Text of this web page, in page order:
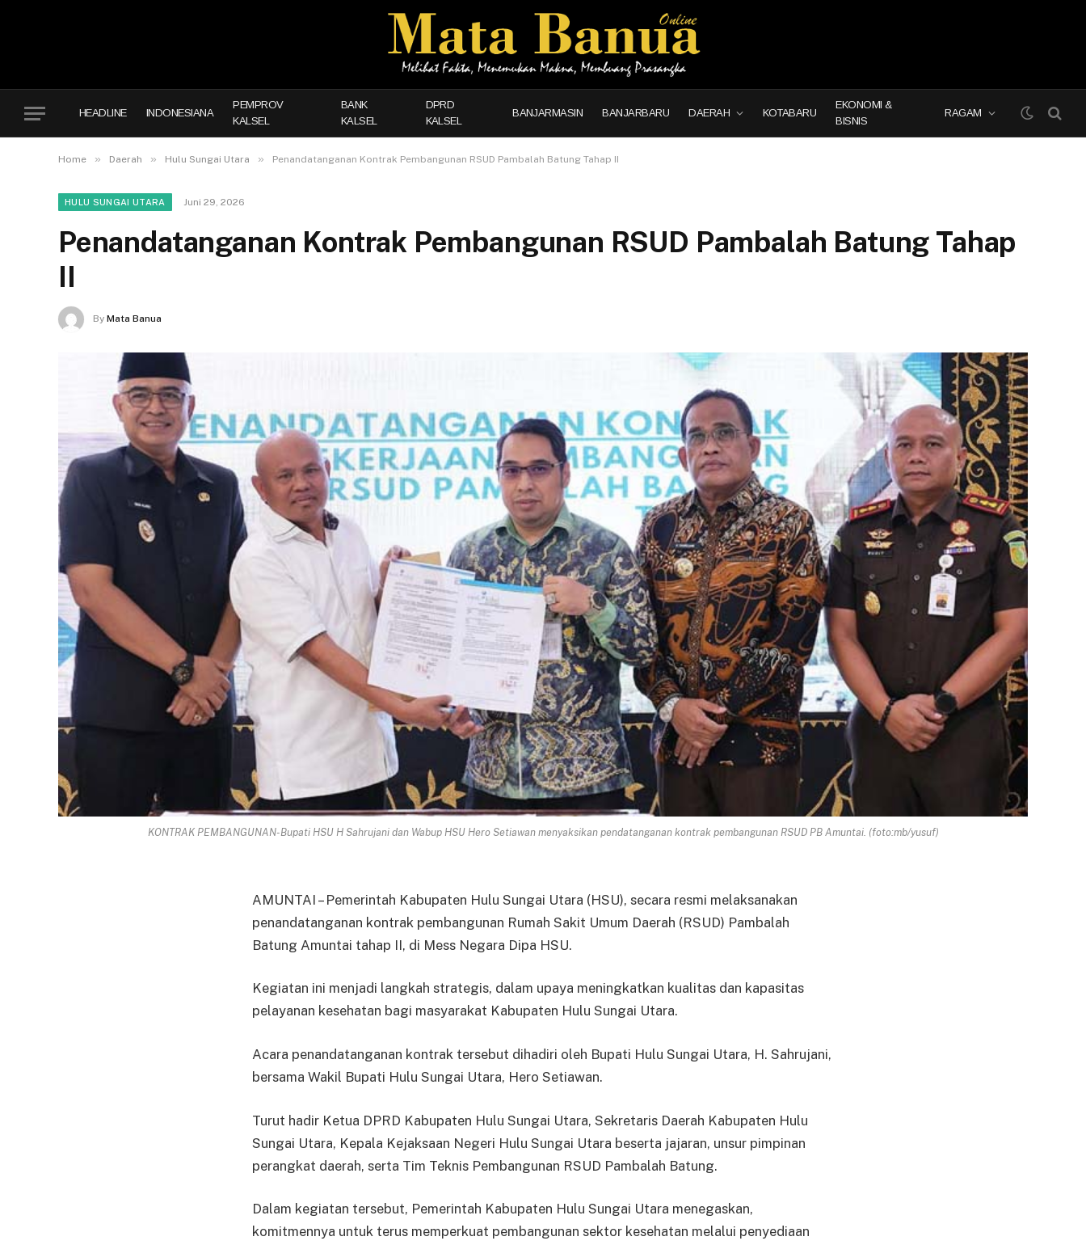
HEADLINE INDONESIANA
PEMPROV
KALSEL
BANK
KALSEL
DPRD
KALSEL
BANJARMASIN BANJARBARU DAERAH KOTABARU
EKONOMI &
BISNIS
RAGAM
Home » Daerah » Hulu Sungai Utara » Penandatanganan Kontrak Pembangunan RSUD Pambalah Batung Tahap II
HULU SUNGAI UTARA Juni 29, 2026
Penandatanganan Kontrak Pembangunan RSUD Pambalah Batung Tahap
II
By Mata Banua
KONTRAK PEMBANGUNAN-Bupati HSU H Sahrujani dan Wabup HSU Hero Setiawan menyaksikan pendatanganan kontrak pembangunan RSUD PB Amuntai. (foto:mb/yusuf)
AMUNTAI – Pemerintah Kabupaten Hulu Sungai Utara (HSU), secara resmi melaksanakan
penandatanganan kontrak pembangunan Rumah Sakit Umum Daerah (RSUD) Pambalah
Batung Amuntai tahap II, di Mess Negara Dipa HSU.
Kegiatan ini menjadi langkah strategis, dalam upaya meningkatkan kualitas dan kapasitas
pelayanan kesehatan bagi masyarakat Kabupaten Hulu Sungai Utara.
Acara penandatanganan kontrak tersebut dihadiri oleh Bupati Hulu Sungai Utara, H. Sahrujani,
bersama Wakil Bupati Hulu Sungai Utara, Hero Setiawan.
Turut hadir Ketua DPRD Kabupaten Hulu Sungai Utara, Sekretaris Daerah Kabupaten Hulu
Sungai Utara, Kepala Kejaksaan Negeri Hulu Sungai Utara beserta jajaran, unsur pimpinan
perangkat daerah, serta Tim Teknis Pembangunan RSUD Pambalah Batung.
Dalam kegiatan tersebut, Pemerintah Kabupaten Hulu Sungai Utara menegaskan,
komitmennya untuk terus memperkuat pembangunan sektor kesehatan melalui penyediaan